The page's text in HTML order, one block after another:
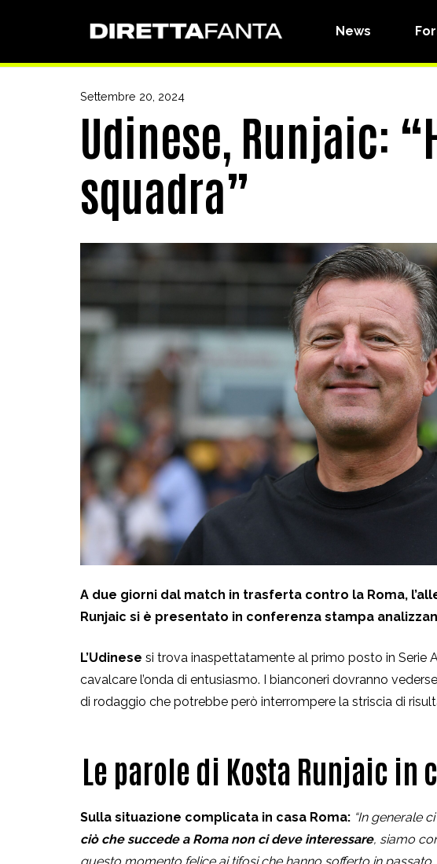
News
Settembre 20, 2024
Udinese, Runjaic:
squadra”
A due giorni dal match in trasferta contro la Roma,
Runjaic si è presentato in conferenza stampa
L’Udinese si trova inaspettatamente al primo posto in Serie
cavalcare l’onda di entusiasmo. I bianconeri dovranno
di rodaggio che potrebbe però interrompere la striscia di
Le parole di Kosta Runjaic in
Sulla situazione complicata in casa Roma: “In generale
ciò che succede a Roma non ci deve interessare, siamo
questo momento felice ai tifosi che hanno sofferto in